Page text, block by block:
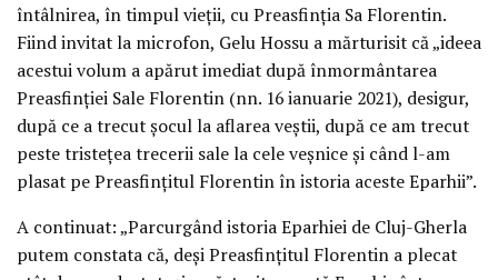
întâlnirea, în timpul vieții, cu Preasfinția Sa Florentin.
Fiind invitat la microfon, Gelu Hossu a mărturisit că „ideea
acestui volum a apărut imediat după înmormântarea
Preasfinției Sale Florentin (nn. 16 ianuarie 2021), desigur,
după ce a trecut șocul la aflarea veștii, după ce am trecut
peste tristețea trecerii sale la cele veșnice și când l-am
plasat pe Preasfințitul Florentin în istoria aceste Eparhii”.
A continuat: „Parcurgând istoria Eparhiei de Cluj-Gherla
putem constata că, deși Preasfințitul Florentin a plecat